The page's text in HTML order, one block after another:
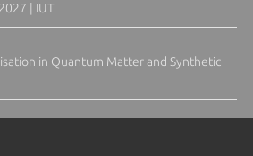
| IUT
in Quantum Matter and Synthetic